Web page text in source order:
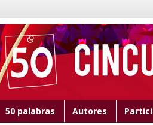
50 palabras Autores